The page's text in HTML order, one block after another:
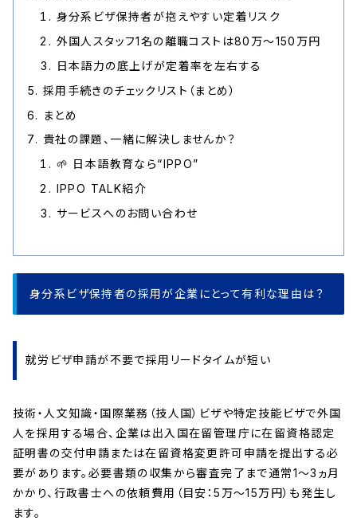
身分系ビザ保持者が抱えやすい定着リスク
外国人スタッフ1名の離職コストは80万〜150万円
日本語力の底上げが定着率を左右する
採用手続きのチェックリスト（まとめ）
まとめ
貴社の課題、一緒に解決しませんか？
🌱 日本語教育なら“IPPO”
IPPO TALK紹介
サービスへのお問い合わせ
身分系ビザ保持者の採用が企業にとって有利な理由は？
就労ビザ申請が不要で採用リードタイムが短い
技術・人文知識・国際業務（技人国）ビザや特定技能ビザで外国
人を採用する場合、企業は出入国在留管理庁に在留資格認定
証明書の交付申請または在留資格変更許可申請を提出する必
要があります。必要書類の収集から審査完了まで通常1〜3ヵ月
かかり、行政書士への依頼費用（目安：5万〜15万円）も発生し
ます。